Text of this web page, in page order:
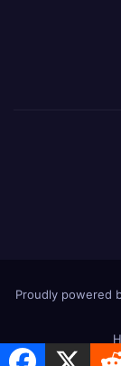
Proudly powered